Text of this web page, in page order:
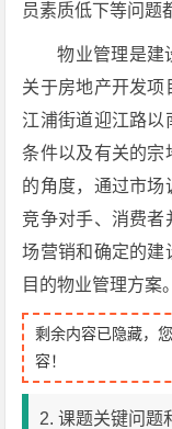
员素质低下等问题
物业管理是建
关于房地产开发项
江浦街道迎江路以
条件以及有关的宗
的角度，通过市场
竞争对手、消费者
场营销和确定的建
目的物业管理方案。
剩余内容已隐藏，
容！
2. 课题关键问题